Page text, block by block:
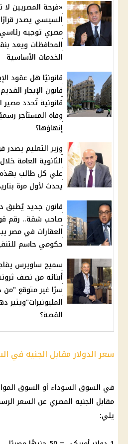
«فرحة المصريين
السيسي يصدر
مصري توجيه
المحافظات ويعد
الخدمات الأساسية
قانون الإيجار
قانونية تُحدد مصير
وفاة المستأجر
إنهاؤها؟
وزير التعليم يصدر
الثانوية العامة
علي كل طالب بهذه
يحدث لأول مرة
قانون جديد يُطبق
صاحب شقة.. رقم
العقارات في مصر
حكومي حاسم
سميح ساويرس
أبنائه من نصف
سرًا غير متوقع "من
القصة؟
سعر الدولار مقابل الجنيه في
في السوق السوداء أو السوق
مقابل الجنيه المصري عن السعر
يلي: